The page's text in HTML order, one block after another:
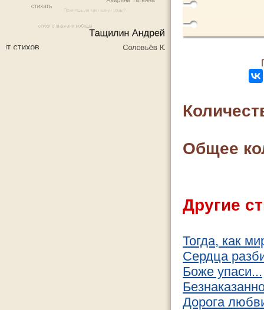
Общее
Другие
Тогда, как
Сердца
Боже упаси...
Дорога